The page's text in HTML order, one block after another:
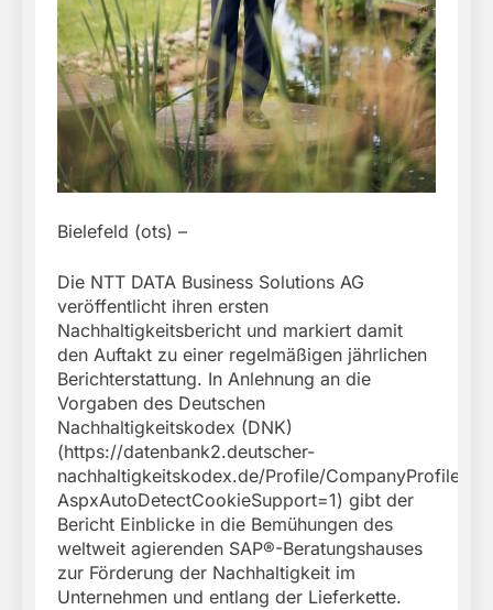
Bielefeld (ots) –
Die NTT DATA Business Solutions AG
veröffentlicht ihren ersten
Nachhaltigkeitsbericht und markiert damit
den Auftakt zu einer regelmäßigen jährlichen
Berichterstattung. In Anlehnung an die
Vorgaben des Deutschen
Nachhaltigkeitskodex (DNK)
(https://datenbank2.deutscher-
nachhaltigkeitskodex.de/Profile/CompanyProfile/
AspxAutoDetectCookieSupport=1) gibt der
Bericht Einblicke in die Bemühungen des
weltweit agierenden SAP®-Beratungshauses
zur Förderung der Nachhaltigkeit im
Unternehmen und entlang der Lieferkette.